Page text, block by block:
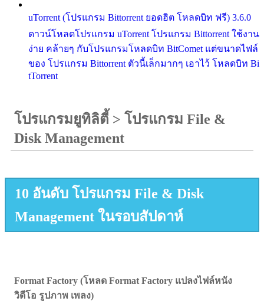
uTorrent (โปรแกรม Bittorrent ยอดฮิต โหลดบิท ฟรี) 3.6.0
ดาวน์โหลดโปรแกรม uTorrent โปรแกรม Bittorrent ใช้งาน
ง่าย คล้ายๆ กับโปรแกรมโหลดบิท BitComet แต่ขนาดไฟล์
ของ โปรแกรม Bittorrent ตัวนี้เล็กมากๆ เอาไว้ โหลดบิท Bi
tTorrent
โปรแกรมยูทิลิตี้ > โปรแกรม File &
Disk Management
10 อันดับ โปรแกรม File & Disk
Management ในรอบสัปดาห์
Format Factory (โหลด Format Factory แปลงไฟล์หนัง
วิดีโอ รูปภาพ เพลง)